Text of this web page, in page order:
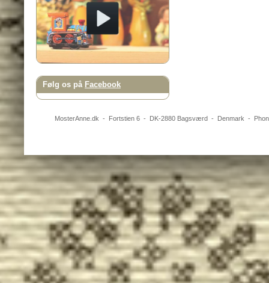
Følg os på Facebook
MosterAnne.dk - Fortstien 6- DK-2880 Bagsværd- Denmark -